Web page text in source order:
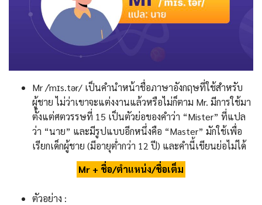
Mr /ˈmɪs.tər/ เป็นคํานําหน้าชื่อภาษาอังกฤษที่ใช้สำหรับ
ผู้ชาย ไม่ว่าเขาจะแต่งงานแล้วหรือไม่ก็ตาม Mr. มีการใช้มา
ตั้งแต่ศตวรรษที่ 15 เป็นตัวย่อของคำว่า “Mister” ที่แปล
ว่า “นาย” และมีรูปแบบอีกหนึ่งคือ “Master” มักใช้เพื่อ
เรียกเด็กผู้ชาย (มีอายุต่ำกว่า 12 ปี) และคำนี้เขียนย่อไม่ได้
Mr + ชื่อ/ตำแหน่ง/ชื่อเต็ม
ตัวอย่าง :